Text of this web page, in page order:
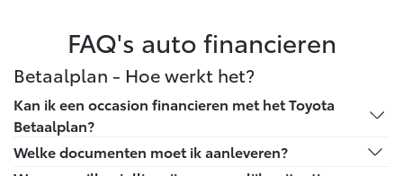
FAQ's auto financieren
Betaalplan - Hoe werkt het?
Kan ik een occasion financieren met het Toyota
Betaalplan?
Jazeker, je kunt Toyota occasions van maximaal 13 jaar
oud financieren via het Toyota Betaalplan. In dit geval
Welke documenten moet ik aanleveren?